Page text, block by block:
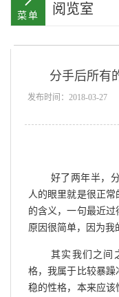
阅览室
分手后所有
发布时间：2018-03-27
好了两年半，
人的眼里就是很正
的含义，一句最近过
原因很简单，因为我
其实我们之间
格，我属于比较暴
稳的性格，本来应